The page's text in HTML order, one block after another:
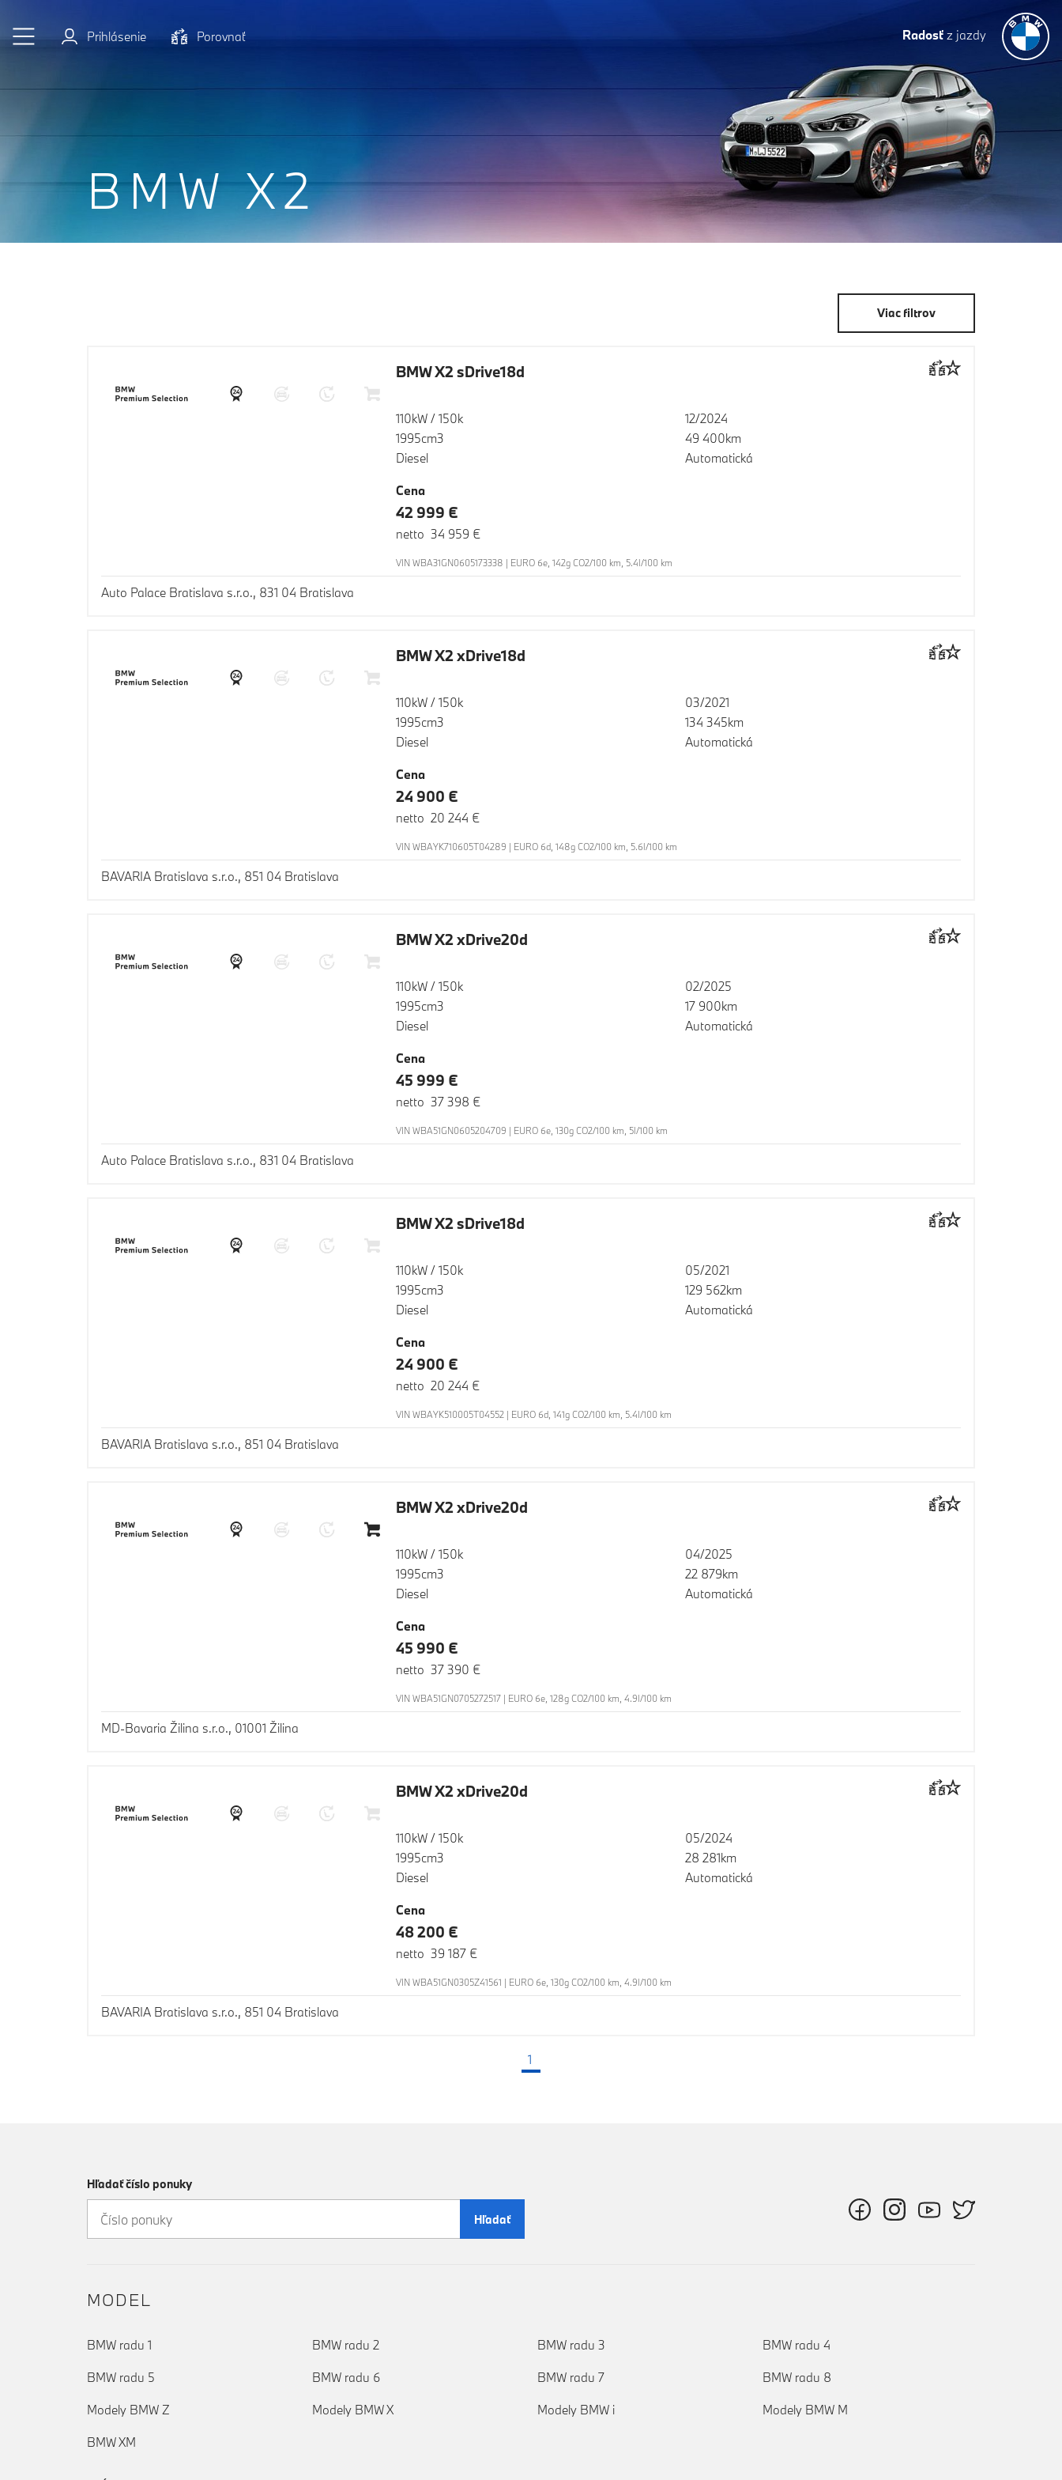
Prihlásenie
Porovnať Radosť z jazdy
BMW X2
Viac filtrov
BMW X2 sDrive18d
110kW / 150k
1995cm3
Diesel
12/2024
49 400km
Automatická
Cena
42 999 €
netto 34 959 €
VIN WBA31GN0605173338 | EURO 6e, 142g CO2/100 km, 5.4l/100 km
Auto Palace Bratislava s.r.o., 831 04 Bratislava
BMW X2 xDrive18d
110kW / 150k
1995cm3
Diesel
03/2021
134 345km
Automatická
Cena
24 900 €
netto 20 244 €
VIN WBAYK710605T04289 | EURO 6d, 148g CO2/100 km, 5.6l/100 km
BAVARIA Bratislava s.r.o., 851 04 Bratislava
BMW X2 xDrive20d
110kW / 150k
1995cm3
Diesel
02/2025
17 900km
Automatická
Cena
45 999 €
netto 37 398 €
VIN WBA51GN0605204709 | EURO 6e, 130g CO2/100 km, 5l/100 km
Auto Palace Bratislava s.r.o., 831 04 Bratislava
BMW X2 sDrive18d
110kW / 150k
1995cm3
Diesel
05/2021
129 562km
Automatická
Cena
24 900 €
netto 20 244 €
VIN WBAYK510005T04552 | EURO 6d, 141g CO2/100 km, 5.4l/100 km
BAVARIA Bratislava s.r.o., 851 04 Bratislava
BMW X2 xDrive20d
110kW / 150k
1995cm3
Diesel
04/2025
22 879km
Automatická
Cena
45 990 €
netto 37 390 €
VIN WBA51GN0705272517 | EURO 6e, 128g CO2/100 km, 4.9l/100 km
MD-Bavaria Žilina s.r.o., 01001 Žilina
BMW X2 xDrive20d
110kW / 150k
1995cm3
Diesel
05/2024
28 281km
Automatická
Cena
48 200 €
netto 39 187 €
VIN WBA51GN0305Z41561 | EURO 6e, 130g CO2/100 km, 4.9l/100 km
BAVARIA Bratislava s.r.o., 851 04 Bratislava
1
Hľadať číslo ponuky
Hľadať
MODEL
BMW radu 1 BMW radu 2 BMW radu 3 BMW radu 4
BMW radu 5 BMW radu 6 BMW radu 7 BMW radu 8
Modely BMW Z Modely BMW X Modely BMW i Modely BMW M
BMW XM